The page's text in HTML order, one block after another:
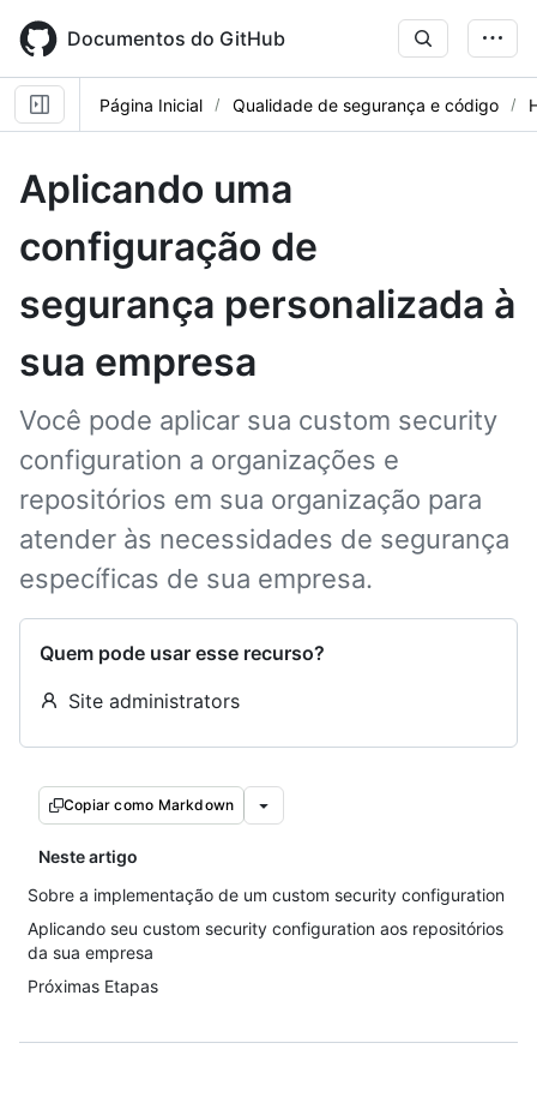
main
content
Documentos do GitHub
Página Inicial Qualidade de segurança e código
Aplicando uma
configuração de
segurança personalizada à
sua empresa
Você pode aplicar sua custom security
configuration a organizações e
repositórios em sua organização para
atender às necessidades de segurança
específicas de sua empresa.
Quem pode usar esse recurso?
Site administrators
Copiar como Markdown
Neste artigo
Sobre a implementação de um custom security configuration
Aplicando seu custom security configuration aos repositórios
da sua empresa
Próximas Etapas